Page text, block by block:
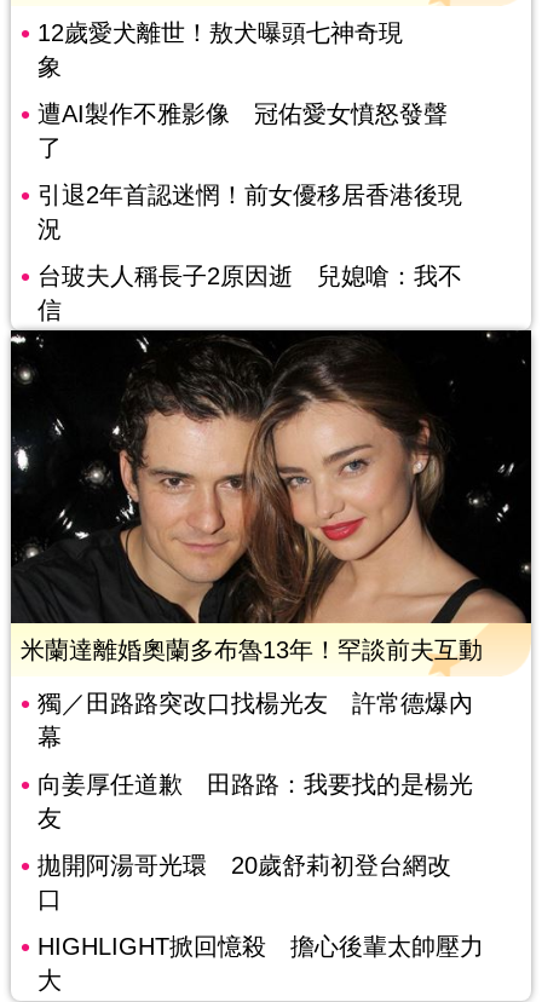
12歲愛犬離世！敖犬曝頭七神奇現
象
遭AI製作不雅影像 冠佑愛女憤怒發聲
了
引退2年首認迷惘！前女優移居香港後現
況
台玻夫人稱長子2原因逝 兒媳嗆：我不
信
米蘭達離婚奧蘭多布魯13年！罕談前夫互動
獨／田路路突改口找楊光友 許常德爆內
幕
向姜厚任道歉 田路路：我要找的是楊光
友
拋開阿湯哥光環 20歲舒莉初登台網改
口
HIGHLIGHT掀回憶殺 擔心後輩太帥壓力
大